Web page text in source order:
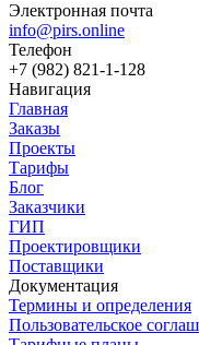
Электронная почта
info@pirs.online
Телефон
+7 (982) 821-1-128
Навигация
Главная
Заказы
Проекты
Тарифы
Блог
Заказчики
ГИП
Проектировщики
Поставщики
Документация
Термины и определения
Пользовательское